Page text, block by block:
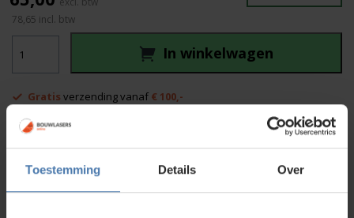
Toestemming Details Over
Commander
H2N
aantal
78,65 incl. btw
In winkelwagen
Gratis verzending vanaf € 100,-
Afhalen in
Productinformatie